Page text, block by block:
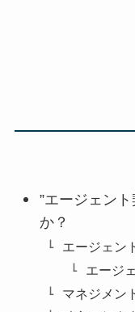
”エージェン
か？
エージェン
エージ
マネジメン